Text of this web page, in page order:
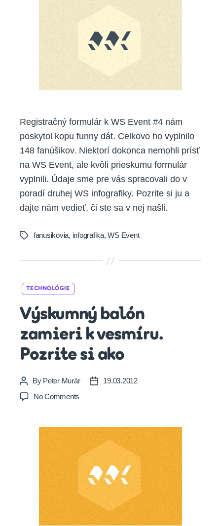
Registračný formulár k WS Event #4 nám
poskytol kopu funny dát. Celkovo ho vyplnilo
148 fanúšikov. Niektorí dokonca nemohli prísť
na WS Event, ale kvôli prieskumu formulár
vyplnili. Údaje sme pre vás spracovali do v
poradí druhej WS infografiky. Pozrite si ju a
dajte nám vedieť, či ste sa v nej našli.
Tagsfanusikovia, infografika,WS Event
TECHNOLÓGIE
Výskumný balón
zamieri k vesmíru.
Pozrite si ako
Post
author
By Peter Murár
Post19.03.2012
No Comments
zamieri
vesmíru.
ako